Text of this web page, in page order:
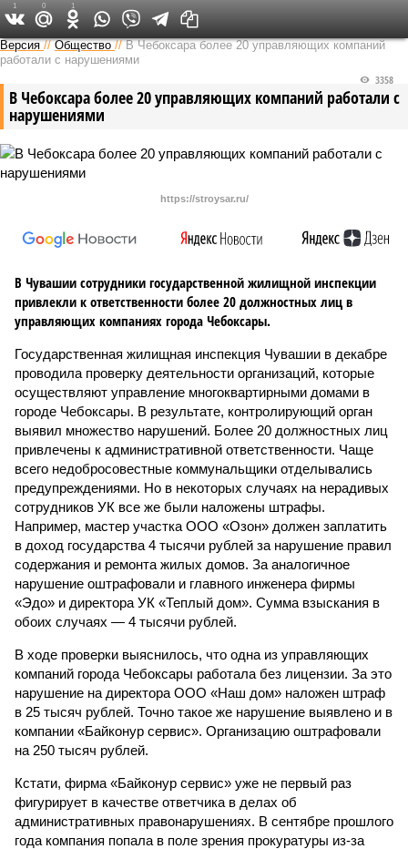
Версия в Чувашии
Версия //Общество //В Чебоксара более 20 управляющих компаний
работали с нарушениями
В Чебоксара более 20 управляющих компаний работали с
нарушениями
3358
https://stroysar.ru/
В Чувашии сотрудники государственной жилищной инспекции
привлекли к ответственности более 20 должностных лиц в
управляющих компаниях города Чебоксары.
Государственная жилищная инспекция Чувашии в декабре
проводила проверку деятельности организаций, которые
осуществляют управление многоквартирными домами в
городе Чебоксары. В результате, контролирующий орган
выявил множество нарушений. Более 20 должностных лиц
привлечены к административной ответственности. Чаще
всего недобросовестные коммунальщики отделывались
предупреждениями. Но в некоторых случаях на нерадивых
сотрудников УК все же были наложены штрафы.
Например, мастер участка ООО «Озон» должен заплатить
в доход государства 4 тысячи рублей за нарушение правил
содержания и ремонта жилых домов. За аналогичное
нарушение оштрафовали и главного инженера фирмы
«Эдо» и директора УК «Теплый дом». Сумма взыскания в
обоих случаях — 4 тысячи рублей.
В ходе проверки выяснилось, что одна из управляющих
компаний города Чебоксары работала без лицензии. За это
нарушение на директора ООО «Наш дом» наложен штраф
в 25 тысяч рублей. Точно такое же нарушение выявлено и в
компании «Байконур сервис». Организацию оштрафовали
на 250 тысяч рублей.
Кстати, фирма «Байконур сервис» уже не первый раз
фигурирует в качестве ответчика в делах об
административных правонарушениях. В сентябре прошлого
года компания попала в поле зрения прокуратуры из-за
1 0 1